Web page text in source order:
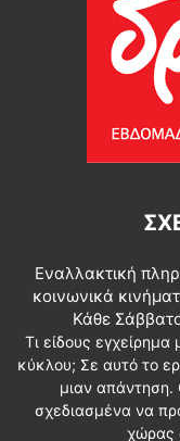
Εναλλακτική
κοινωνικά
Κάθε
Τι είδους
κύκλου; Σε αυτό το
μιαν απάντηση.
σχεδιασμένα να
χώρας